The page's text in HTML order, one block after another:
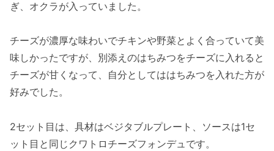
ぎ、オクラが入っていました。
チーズが濃厚な味わいでチキンや野菜とよく合っていて美
味しかったですが、別添えのはちみつをチーズに入れると
チーズが甘くなって、自分としてははちみつを入れた方が
好みでした。
2セット目は、具材はベジタブルプレート、ソースは1セ
ット目と同じクワトロチーズフォンデュです。